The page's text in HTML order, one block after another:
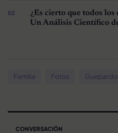
¿Es cierto que todos
Un Análisis Científico
Familia Fotos
CONVERSACIÓN